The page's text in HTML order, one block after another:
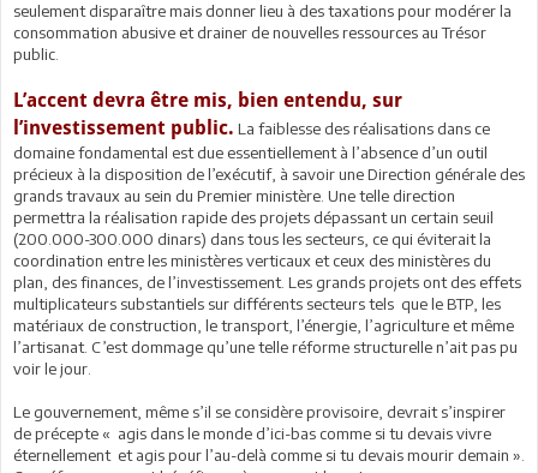
seulement disparaître mais donner lieu à des taxations pour modérer la
consommation abusive et drainer de nouvelles ressources au Trésor
public.
L’accent devra être mis, bien entendu, sur
l’investissement public. La faiblesse des réalisations dans ce
domaine fondamental est due essentiellement à l’absence d’un outil
précieux à la disposition de l’exécutif, à savoir une Direction générale des
grands travaux au sein du Premier ministère. Une telle direction
permettra la réalisation rapide des projets dépassant un certain seuil
(200.000-300.000 dinars) dans tous les secteurs, ce qui éviterait la
coordination entre les ministères verticaux et ceux des ministères du
plan, des finances, de l’investissement. Les grands projets ont des effets
multiplicateurs substantiels sur différents secteurs tels que le BTP, les
matériaux de construction, le transport, l’énergie, l’agriculture et même
l’artisanat. C’est dommage qu’une telle réforme structurelle n’ait pas pu
voir le jour.
Le gouvernement, même s’il se considère provisoire, devrait s’inspirer
de précepte « agis dans le monde d’ici-bas comme si tu devais vivre
éternellement et agis pour l’au-delà comme si tu devais mourir demain ».